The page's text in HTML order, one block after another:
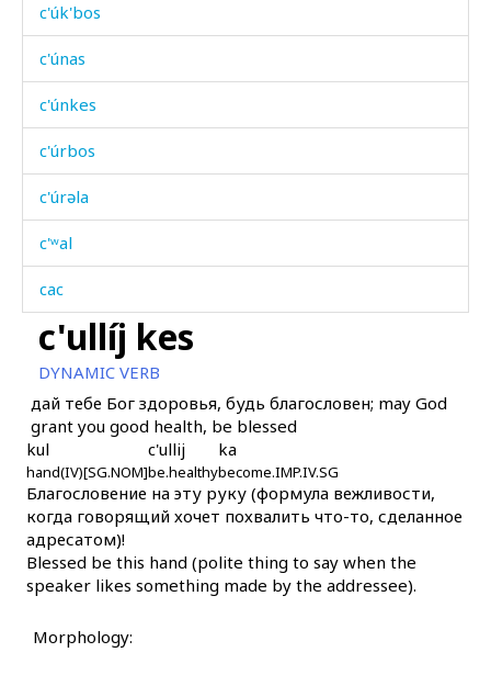
c'úk'bos
c'únas
c'únkes
c'úrbos
c'úrəla
c'ʷal
cac
cac kes
cac χːas
cal
caleχˤtːut
camz
cas
c'ullíj kes
DYNAMIC VERB
дай тебе Бог здоровья, будь благословен; may God
grant you good health, be blessed
kul
hand(IV)[SG.NOM]
c'ullij
be.healthy
ka
become.IMP.IV.SG
Благословение на эту руку (формула вежливости,
когда говорящий хочет похвалить что-то, сделанное
адресатом)!
Blessed be this hand (polite thing to say when the
speaker likes something made by the addressee).
Morphology: